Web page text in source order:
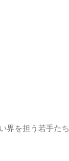
界を担う若手たち